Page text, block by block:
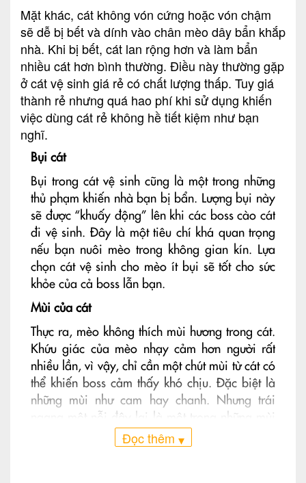
Mặt khác, cát không vón cứng hoặc vón chậm
sẽ dễ bị bết và dính vào chân mèo dây bẩn khắp
nhà. Khi bị bết, cát lan rộng hơn và làm bẩn
nhiều cát hơn bình thường. Điều này thường gặp
ở cát vệ sinh giá rẻ có chất lượng thấp. Tuy giá
thành rẻ nhưng quá hao phí khi sử dụng khiến
việc dùng cát rẻ không hề tiết kiệm như bạn
nghĩ.
Bụi cát
Bụi trong cát vệ sinh cũng là một trong những
thủ phạm khiến nhà bạn bị bẩn. Lượng bụi này
sẽ được “khuấy động” lên khi các boss cào cát
đi vệ sinh. Đây là một tiêu chí khá quan trọng
nếu bạn nuôi mèo trong không gian kín. Lựa
chọn cát vệ sinh cho mèo ít bụi sẽ tốt cho sức
khỏe của cả boss lẫn bạn.
Mùi của cát
Thực ra, mèo không thích mùi hương trong cát.
Khứu giác của mèo nhạy cảm hơn người rất
nhiều lần, vì vậy, chỉ cần một chút mùi từ cát có
thể khiến boss cảm thấy khó chịu. Đặc biệt là
những mùi như cam hay chanh. Nhưng trái
ngang một nỗi đây lại là một trong những mùi
rất được người nuôi mèo ưa chuộng vì nghĩ
Đọc thêm ▾